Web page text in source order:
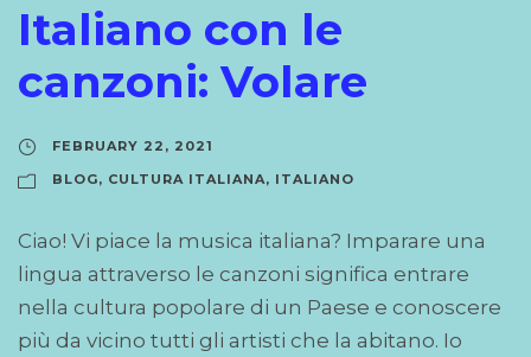
Italiano con le
canzoni: Volare
FEBRUARY 22, 2021
BLOG, CULTURA ITALIANA, ITALIANO
Ciao! Vi piace la musica italiana? Imparare una
lingua attraverso le canzoni significa entrare
nella cultura popolare di un Paese e conoscere
più da vicino tutti gli artisti che la abitano. Io